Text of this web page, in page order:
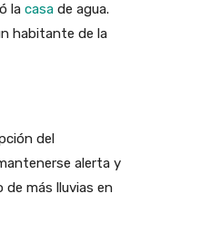
la casa de agua.
habitante de la
del
alerta y
más lluvias en